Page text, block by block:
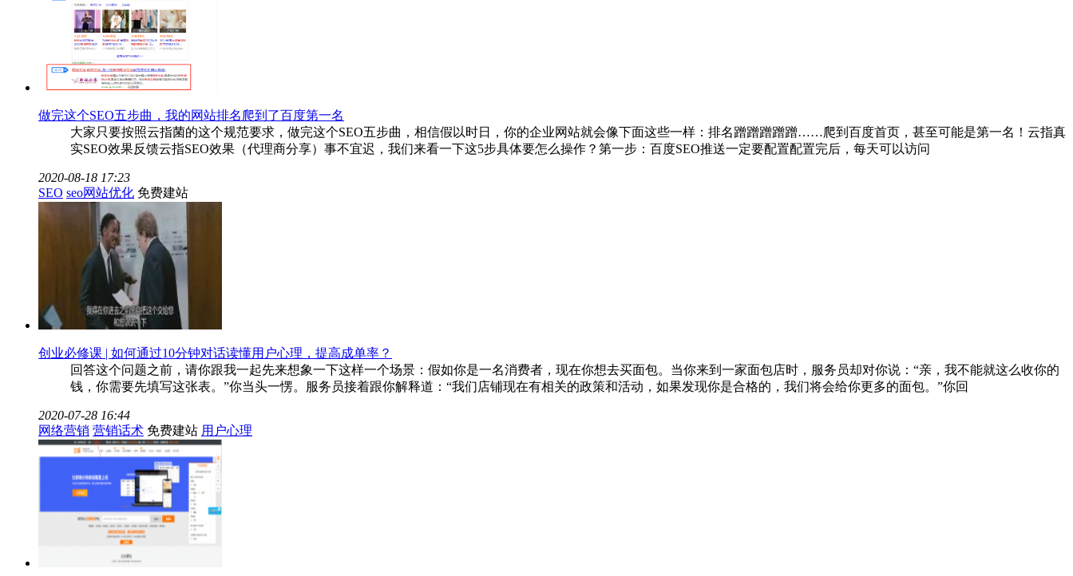
做完这个SEO五步曲，我的网站排名爬到了百度第一名
大家只要按照云指菌的这个规范要求，做完这个SEO五步曲，相信假以时日，你的企业网站就会像下面这些一样：排名蹭蹭蹭蹭蹭……爬到百度首页，甚至可能是第一名！云指真
实SEO效果反馈云指SEO效果（代理商分享）事不宜迟，我们来看一下这5步具体要怎么操作？第一步：百度SEO推送一定要配置配置完后，每天可以访问
2020-08-18 17:23
SEO seo网站优化 免费建站
创业必修课 | 如何通过10分钟对话读懂用户心理，提高成单率？​
回答这个问题之前，请你跟我一起先来想象一下这样一个场景：假如你是一名消费者，现在你想去买面包。当你来到一家面包店时，服务员却对你说：“亲，我不能就这么收你的
钱，你需要先填写这张表。”你当头一愣。服务员接着跟你解释道：“我们店铺现在有相关的政策和活动，如果发现你是合格的，我们将会给你更多的面包。”你回
2020-07-28 16:44
网络营销 营销话术 免费建站 用户心理